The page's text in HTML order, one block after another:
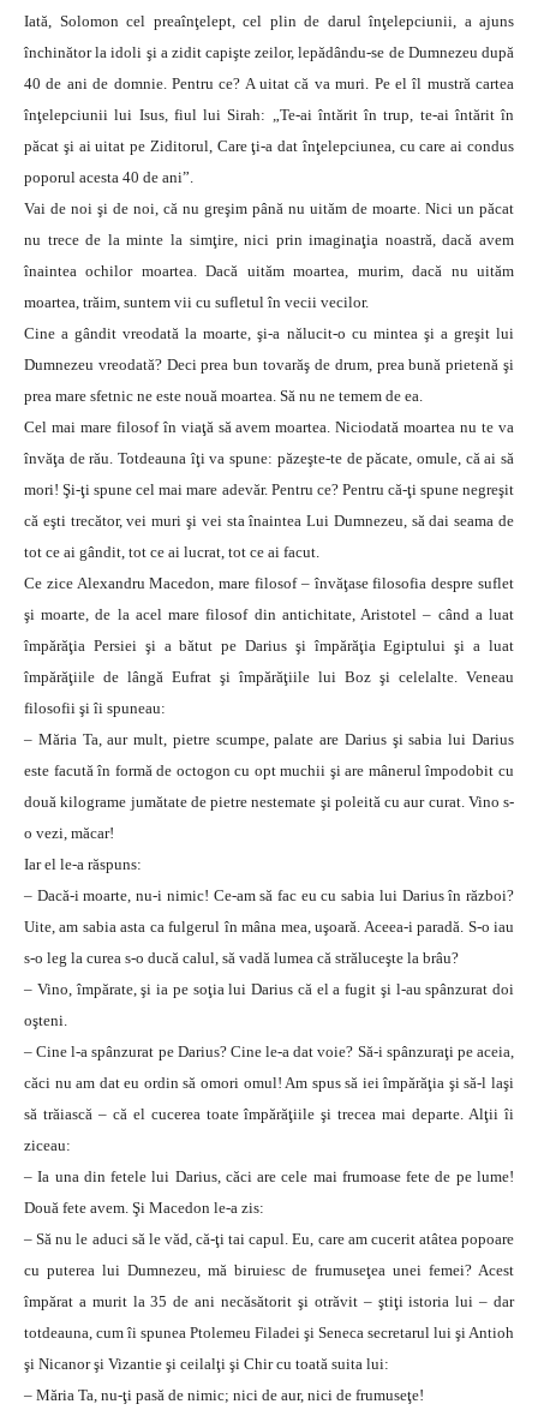
Iată, Solomon cel preaînţelept, cel plin de darul înţelepciunii, a ajuns
închinător la idoli şi a zidit capişte zeilor, lepădându-se de Dumnezeu după
40 de ani de domnie. Pentru ce? A uitat că va muri. Pe el îl mustră cartea
înţelepciunii lui Isus, fiul lui Sirah: „Te-ai întărit în trup, te-ai întărit în
păcat şi ai uitat pe Ziditorul, Care ţi-a dat înţelepciunea, cu care ai condus
poporul acesta 40 de ani”.
Vai de noi şi de noi, că nu greşim până nu uităm de moarte. Nici un păcat
nu trece de la minte la simţire, nici prin imaginaţia noastră, dacă avem
înaintea ochilor moartea. Dacă uităm moartea, murim, dacă nu uităm
moartea, trăim, suntem vii cu sufletul în vecii vecilor.
Cine a gândit vreodată la moarte, şi-a nălucit-o cu mintea şi a greşit lui
Dumnezeu vreodată? Deci prea bun tovarăş de drum, prea bună prietenă şi
prea mare sfetnic ne este nouă moartea. Să nu ne temem de ea.
Cel mai mare filosof în viaţă să avem moartea. Niciodată moartea nu te va
învăţa de rău. Totdeauna îţi va spune: păzeşte-te de păcate, omule, că ai să
mori! Şi-ţi spune cel mai mare adevăr. Pentru ce? Pentru că-ţi spune negreşit
că eşti trecător, vei muri şi vei sta înaintea Lui Dumnezeu, să dai seama de
tot ce ai gândit, tot ce ai lucrat, tot ce ai facut.
Ce zice Alexandru Macedon, mare filosof – învăţase filosofia despre suflet
şi moarte, de la acel mare filosof din antichitate, Aristotel – când a luat
împărăţia Persiei şi a bătut pe Darius şi împărăţia Egiptului şi a luat
împărăţiile de lângă Eufrat şi împărăţiile lui Boz şi celelalte. Veneau
filosofii şi îi spuneau:
– Măria Ta, aur mult, pietre scumpe, palate are Darius şi sabia lui Darius
este facută în formă de octogon cu opt muchii şi are mânerul împodobit cu
două kilograme jumătate de pietre nestemate şi poleită cu aur curat. Vino s-
o vezi, măcar!
Iar el le-a răspuns:
– Dacă-i moarte, nu-i nimic! Ce-am să fac eu cu sabia lui Darius în război?
Uite, am sabia asta ca fulgerul în mâna mea, uşoară. Aceea-i paradă. S-o iau
s-o leg la curea s-o ducă calul, să vadă lumea că străluceşte la brâu?
– Vino, împărate, şi ia pe soţia lui Darius că el a fugit şi l-au spânzurat doi
oşteni.
– Cine l-a spânzurat pe Darius? Cine le-a dat voie? Să-i spânzuraţi pe aceia,
căci nu am dat eu ordin să omori omul! Am spus să iei împărăţia şi să-l laşi
să trăiască – că el cucerea toate împărăţiile şi trecea mai departe. Alţii îi
ziceau:
– Ia una din fetele lui Darius, căci are cele mai frumoase fete de pe lume!
Două fete avem. Şi Macedon le-a zis:
– Să nu le aduci să le văd, că-ţi tai capul. Eu, care am cucerit atâtea popoare
cu puterea lui Dumnezeu, mă biruiesc de frumuseţea unei femei? Acest
împărat a murit la 35 de ani necăsătorit şi otrăvit – ştiţi istoria lui – dar
totdeauna, cum îi spunea Ptolemeu Filadei şi Seneca secretarul lui şi Antioh
şi Nicanor şi Vizantie şi ceilalţi şi Chir cu toată suita lui:
– Măria Ta, nu-ţi pasă de nimic; nici de aur, nici de frumuseţe!